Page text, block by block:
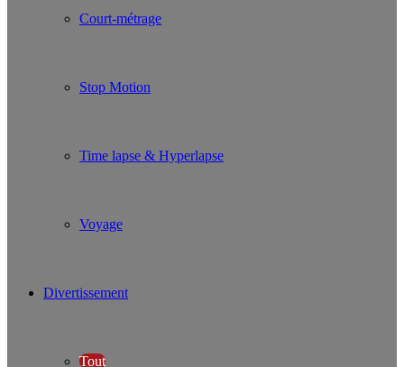
Court-métrage
Stop Motion
Time lapse & Hyperlapse
Voyage
Divertissement
Tout